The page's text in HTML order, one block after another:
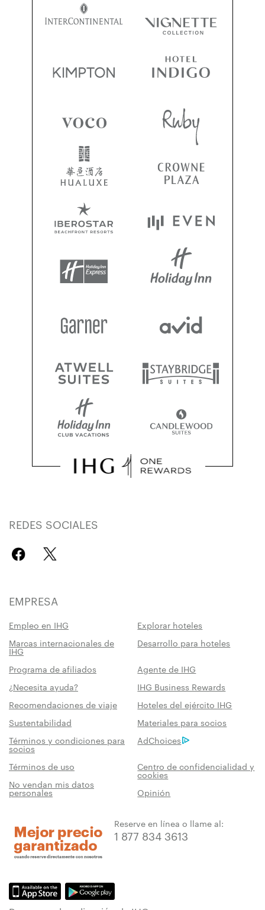
REDES SOCIALES
EMPRESA
Empleo en IHG
Explorar hoteles
Marcas internacionales de
IHG
Desarrollo para hoteles
Programa de afiliados
Agente de IHG
¿Necesita ayuda?
IHG Business Rewards
Recomendaciones de viaje
Hoteles del ejército IHG
Sustentabilidad
Materiales para socios
Términos y condiciones para
socios
AdChoices
Términos de uso Centro de confidencialidad y
cookies
No vendan mis datos
personales Opinión
Reserve en línea o llame al:
1 877 834 3613